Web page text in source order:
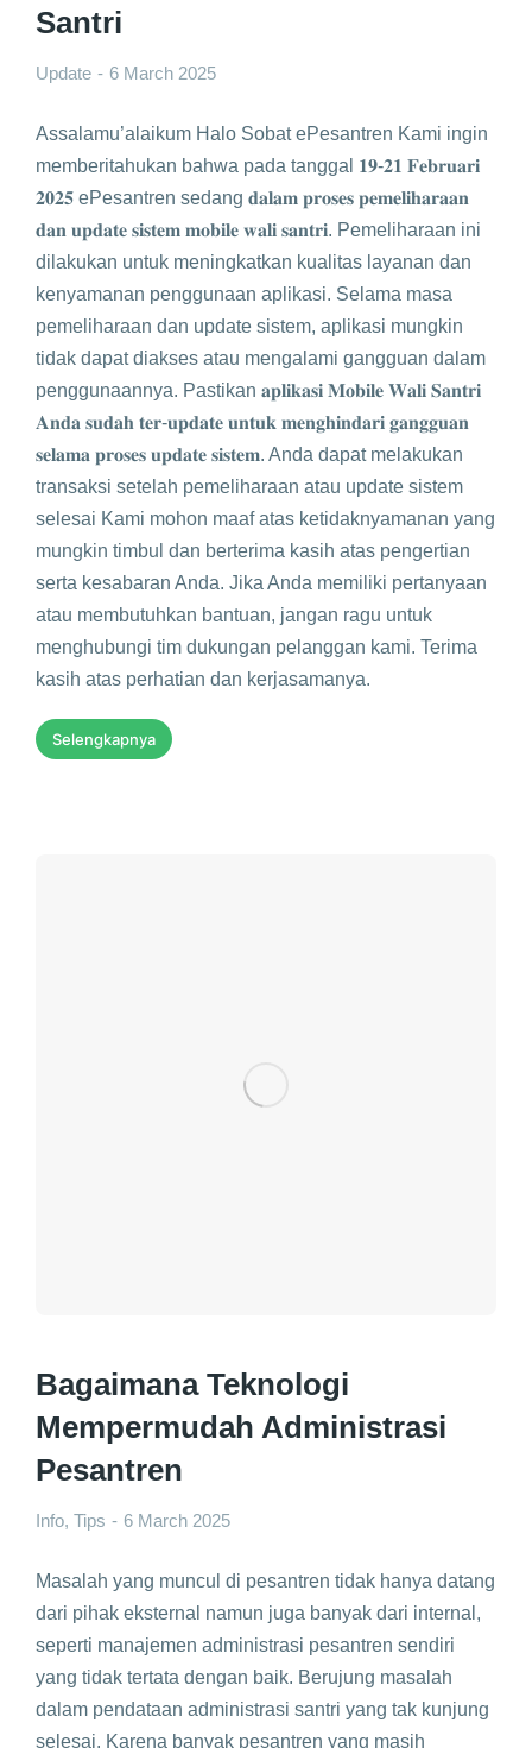
Santri
Update 6 March 2025
Assalamu’alaikum Halo Sobat ePesantren Kami ingin
memberitahukan bahwa pada tanggal 𝟏𝟗-𝟐𝟏 𝐅𝐞𝐛𝐫𝐮𝐚𝐫𝐢
𝟐𝟎𝟐𝟓 ePesantren sedang 𝐝𝐚𝐥𝐚𝐦 𝐩𝐫𝐨𝐬𝐞𝐬 𝐩𝐞𝐦𝐞𝐥𝐢𝐡𝐚𝐫𝐚𝐚𝐧
𝐝𝐚𝐧 𝐮𝐩𝐝𝐚𝐭𝐞 𝐬𝐢𝐬𝐭𝐞𝐦 𝐦𝐨𝐛𝐢𝐥𝐞 𝐰𝐚𝐥𝐢 𝐬𝐚𝐧𝐭𝐫𝐢. Pemeliharaan ini
dilakukan untuk meningkatkan kualitas layanan dan
kenyamanan penggunaan aplikasi. Selama masa
pemeliharaan dan update sistem, aplikasi mungkin
tidak dapat diakses atau mengalami gangguan dalam
penggunaannya. Pastikan 𝐚𝐩𝐥𝐢𝐤𝐚𝐬𝐢 𝐌𝐨𝐛𝐢𝐥𝐞 𝐖𝐚𝐥𝐢 𝐒𝐚𝐧𝐭𝐫𝐢
𝐀𝐧𝐝𝐚 𝐬𝐮𝐝𝐚𝐡 𝐭𝐞𝐫-𝐮𝐩𝐝𝐚𝐭𝐞 𝐮𝐧𝐭𝐮𝐤 𝐦𝐞𝐧𝐠𝐡𝐢𝐧𝐝𝐚𝐫𝐢 𝐠𝐚𝐧𝐠𝐠𝐮𝐚𝐧
𝐬𝐞𝐥𝐚𝐦𝐚 𝐩𝐫𝐨𝐬𝐞𝐬 𝐮𝐩𝐝𝐚𝐭𝐞 𝐬𝐢𝐬𝐭𝐞𝐦. Anda dapat melakukan
transaksi setelah pemeliharaan atau update sistem
selesai Kami mohon maaf atas ketidaknyamanan yang
mungkin timbul dan berterima kasih atas pengertian
serta kesabaran Anda. Jika Anda memiliki pertanyaan
atau membutuhkan bantuan, jangan ragu untuk
menghubungi tim dukungan pelanggan kami. Terima
kasih atas perhatian dan kerjasamanya.
Selengkapnya
Bagaimana Teknologi
Mempermudah Administrasi
Pesantren
Info, Tips 6 March 2025
Masalah yang muncul di pesantren tidak hanya datang
dari pihak eksternal namun juga banyak dari internal,
seperti manajemen administrasi pesantren sendiri
yang tidak tertata dengan baik. Berujung masalah
dalam pendataan administrasi santri yang tak kunjung
selesai. Karena banyak pesantren yang masih